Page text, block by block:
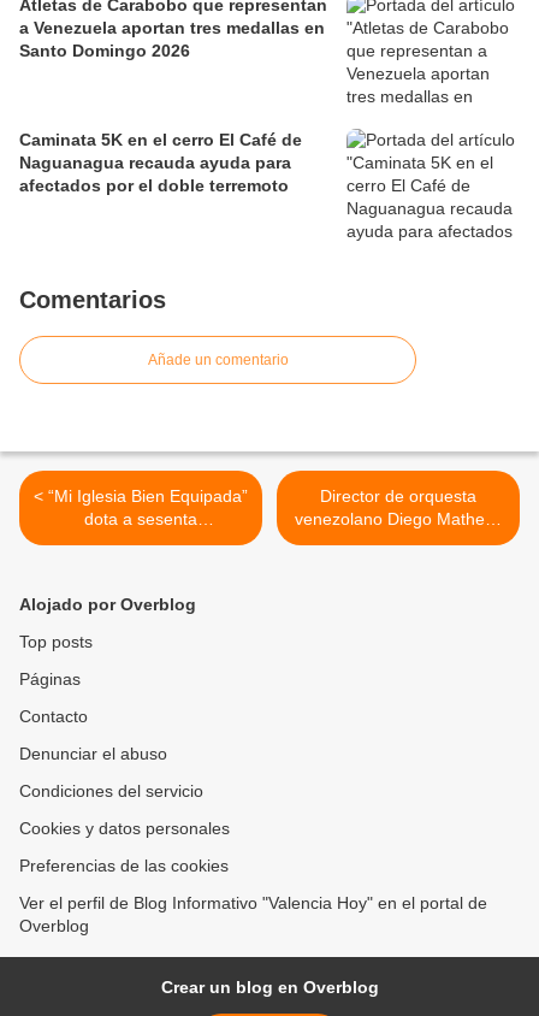
Atletas de Carabobo que representan
a Venezuela aportan tres medallas en
Santo Domingo 2026
Caminata 5K en el cerro El Café de
Naguanagua recauda ayuda para
afectados por el doble terremoto
Comentarios
Añade un comentario
< “Mi Iglesia Bien Equipada”
dota a sesenta
congregaciones cristianas –
Director de orquesta
venezolano Diego Matheuz
ovacionado en su debut en
Alojado por Overblog
Top posts
Páginas
Contacto
Denunciar el abuso
Condiciones del servicio
Cookies y datos personales
Preferencias de las cookies
Ver el perfil de Blog Informativo "Valencia Hoy" en el portal de
Overblog
Crear un blog en Overblog